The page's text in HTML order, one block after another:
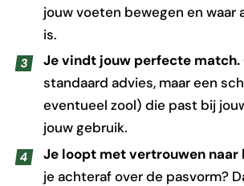
jouw voeten bewegen en waar
is.
Je vindt jouw perfecte match.
standaard advies, maar een
eventueel zool) die past bij
jouw gebruik.
Je loopt met vertrouwen naar
je achteraf over de pasvorm?